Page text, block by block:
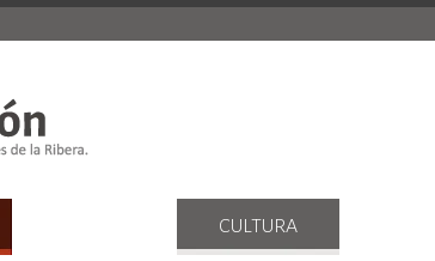
CULTURA